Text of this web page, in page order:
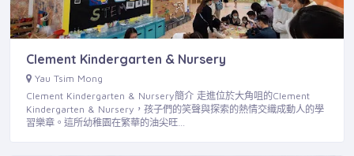
Clement Kindergarten & Nursery
Yau Tsim Mong
Clement Kindergarten & Nursery簡介 走進位於大角咀的Clement
Kindergarten & Nursery，孩子們的笑聲與探索的熱情交織成動人的學
習樂章。這所幼稚園在繁華的油尖旺…